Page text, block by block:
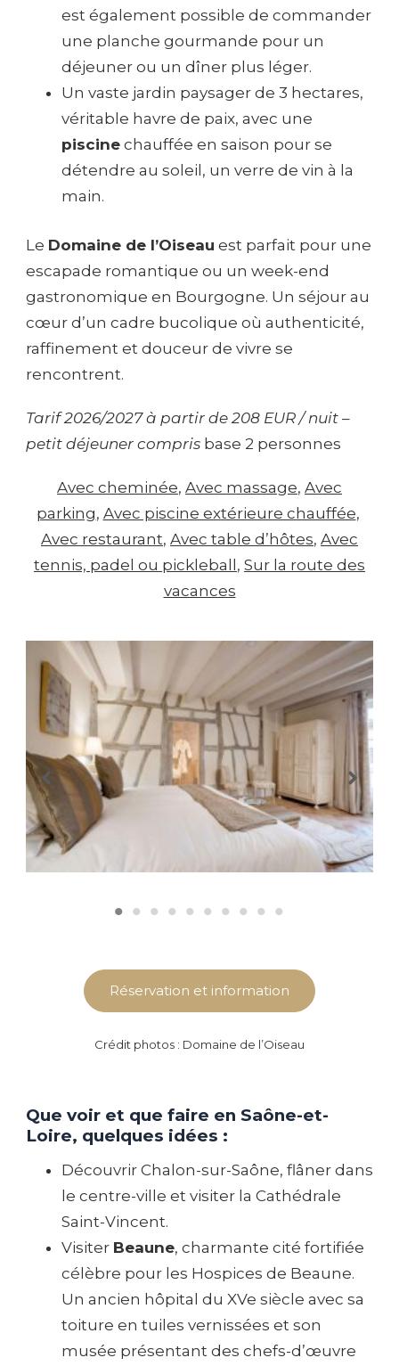
est également possible de commander
une planche gourmande pour un
déjeuner ou un dîner plus léger.
Un vaste jardin paysager de 3 hectares,
véritable havre de paix, avec une
piscine chauffée en saison pour se
détendre au soleil, un verre de vin à la
main.
Le Domaine de l’Oiseau est parfait pour une
escapade romantique ou un week-end
gastronomique en Bourgogne. Un séjour au
cœur d’un cadre bucolique où authenticité,
raffinement et douceur de vivre se
rencontrent.
Tarif 2026/2027 à partir de 208 EUR / nuit –
petit déjeuner compris base 2 personnes
Avec cheminée, Avec massage, Avec
parking, Avec piscine extérieure chauffée
Avec restaurant, Avec table d’hôtes, Avec
tennis, padel ou pickleball, Sur la route des
vacances
Réservation et information
Crédit photos : Domaine de l’Oiseau
Que voir et que faire en Saône-et-
Loire, quelques idées :
Découvrir Chalon-sur-Saône, flâner dans
le centre-ville et visiter la Cathédrale
Saint-Vincent.
Visiter Beaune, charmante cité fortifiée
célèbre pour les Hospices de Beaune.
Un ancien hôpital du XVe siècle avec sa
toiture en tuiles vernissées et son
musée présentant des chefs-d’œuvre